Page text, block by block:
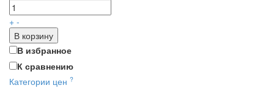
+ -
В корзину
В избранное
К сравнению
Категории цен ?